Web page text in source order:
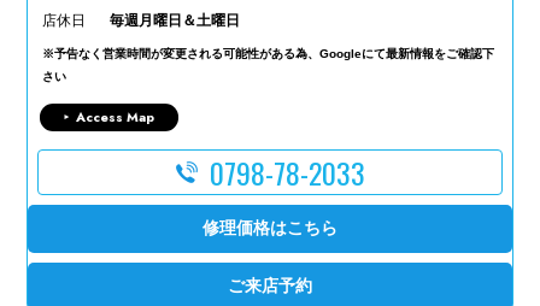
店休日
毎週月曜日＆土曜日
※予告なく営業時間が変更される可能性がある為、Googleにて最新情報をご確認下
さい
Access Map
0798-78-2033
修理価格はこちら
ご来店予約